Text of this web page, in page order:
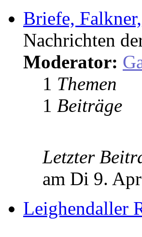
Briefe,
Nachrichten
Moderator:
1 Themen
1 Beiträge
Letzter
am Di 9.
Leighendaller